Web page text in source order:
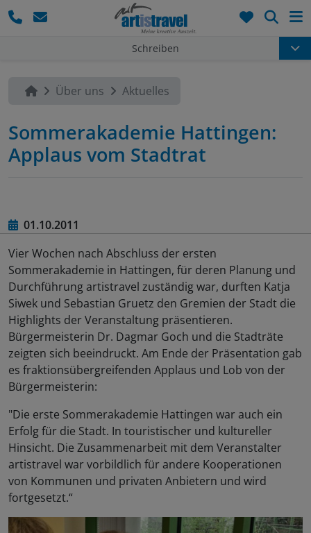
Schreiben
Über uns Aktuelles
Sommerakademie Hattingen:
Applaus vom Stadtrat
01.10.2011
Vier Wochen nach Abschluss der ersten
Sommerakademie in Hattingen, für deren Planung und
Durchführung artistravel zuständig war, durften Katja
Siwek und Sebastian Gruetz den Gremien der Stadt die
Highlights der Veranstaltung präsentieren.
Bürgermeisterin Dr. Dagmar Goch und die Stadträte
zeigten sich beeindruckt. Am Ende der Präsentation gab
es fraktionsübergreifenden Applaus und Lob von der
Bürgermeisterin:
"Die erste Sommerakademie Hattingen war auch ein
Erfolg für die Stadt. In touristischer und kultureller
Hinsicht. Die Zusammenarbeit mit dem Veranstalter
artistravel war vorbildlich für andere Kooperationen
von Kommunen und privaten Anbietern und wird
fortgesetzt.“